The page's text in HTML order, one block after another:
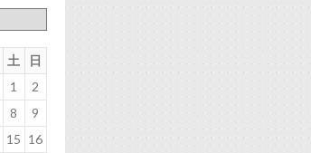
土
日
1
2
8
9
15 16